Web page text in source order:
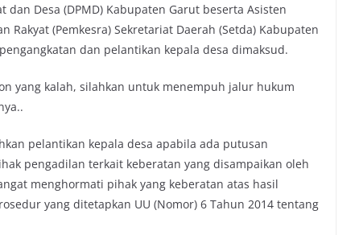
Desa (DPMD) Kabupaten Garut beserta Asisten
Rakyat (Pemkesra) Sekretariat Daerah (Setda) Kabupaten
dan pelantikan kepala desa dimaksud.
yang kalah, silahkan untuk menempuh jalur hukum
pelantikan kepala desa apabila ada putusan
pengadilan terkait keberatan yang disampaikan oleh
menghormati pihak yang keberatan atas hasil
yang ditetapkan UU (Nomor) 6 Tahun 2014 tentang